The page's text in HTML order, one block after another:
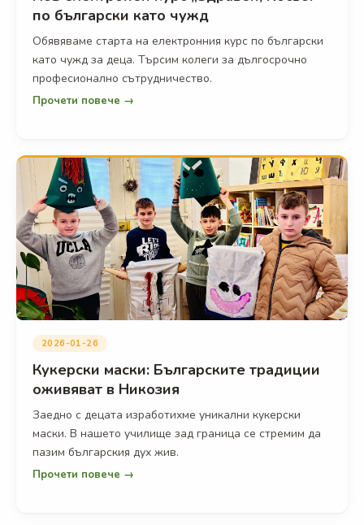
по български като чужд
Обявяваме старта на електронния курс по български
като чужд за деца. Търсим колеги за дългосрочно
професионално сътрудничество.
Прочети повече →
2026-01-26
Кукерски маски: Българските традиции
оживяват в Никозия
Заедно с децата изработихме уникални кукерски
маски. В нашето училище зад граница се стремим да
пазим българския дух жив.
Прочети повече →